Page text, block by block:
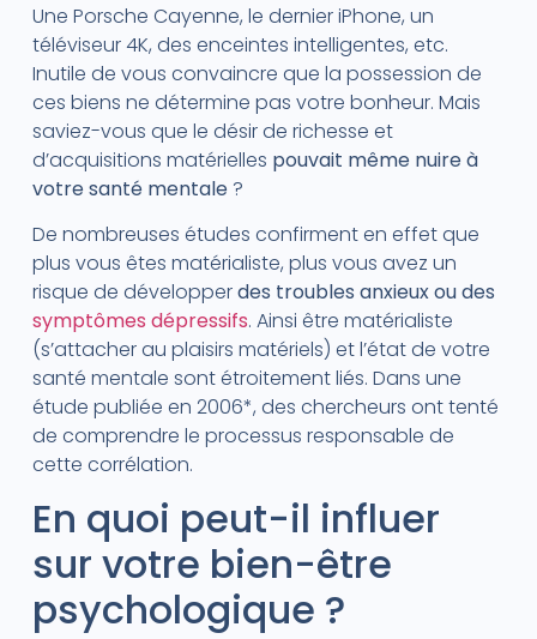
Une Porsche Cayenne, le dernier iPhone, un
téléviseur 4K, des enceintes intelligentes, etc.
Inutile de vous convaincre que la possession de
ces biens ne détermine pas votre bonheur. Mais
saviez-vous que le désir de richesse et
d’acquisitions matérielles pouvait même nuire à
votre santé mentale?
De nombreuses études confirment en effet que
plus vous êtes matérialiste, plus vous avez un
risque de développerdes troubles anxieux ou des
symptômes dépressifs. Ainsi être matérialiste
(s’attacher au plaisirs matériels) et l’état de votre
santé mentale sont étroitement liés. Dans une
étude publiée en 2006*, des chercheurs ont tenté
de comprendre le processus responsable de
cette corrélation.
En quoi peut-il influer
sur votre bien-être
psychologique ?